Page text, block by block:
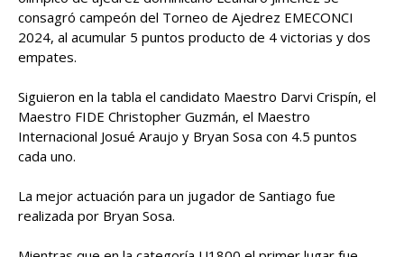
consagró campeón del Torneo de Ajedrez EMECONCI
2024, al acumular 5 puntos producto de 4 victorias y dos
empates.
Siguieron en la tabla el candidato Maestro Darvi Crispín, el
Maestro FIDE Christopher Guzmán, el Maestro
Internacional Josué Araujo y Bryan Sosa con 4.5 puntos
cada uno.
La mejor actuación para un jugador de Santiago fue
realizada por Bryan Sosa.